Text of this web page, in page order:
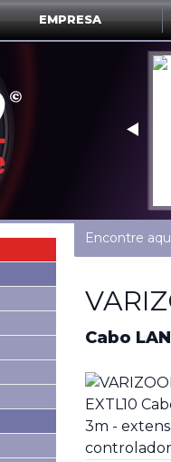
EMPRESA
‣
Encontre
Cabo